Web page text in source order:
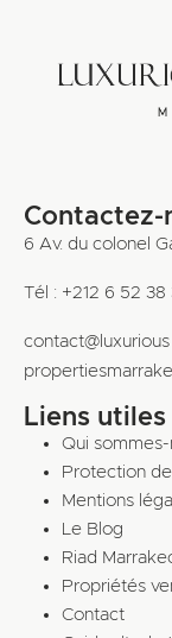
Contactez-
6 Av. du colonel
Tél : +212 6 52
contact@luxurious
Liens utiles
Qui sommes-
Protection
Mentions
Le Blog
Riad
Propriétés
Contact